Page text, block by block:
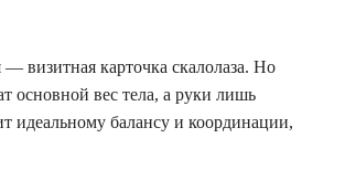
визитная карточка скалолаза. Но
основной вес тела, а руки лишь
идеальному балансу и координации,